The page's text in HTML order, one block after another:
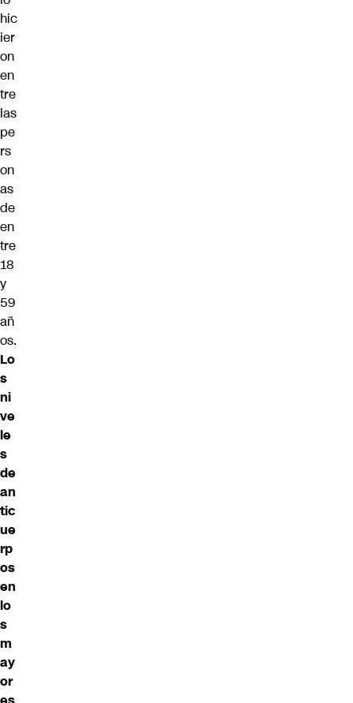
hic
ier
on
en
tre
las
pe
rs
on
as
de
en
tre
18
y
59
añ
os.
Lo
s
ni
ve
le
s
de
an
tic
ue
rp
os
en
lo
s
m
ay
or